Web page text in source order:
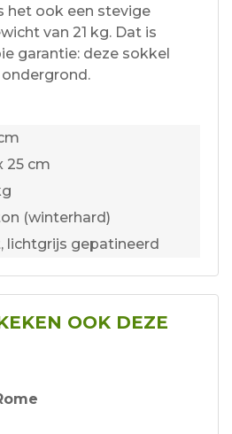
het ook een stevige
van 21 kg. Dat is
garantie: deze sokkel
25 cm
(winterhard)
lichtgrijs gepatineerd
OOK DEZE